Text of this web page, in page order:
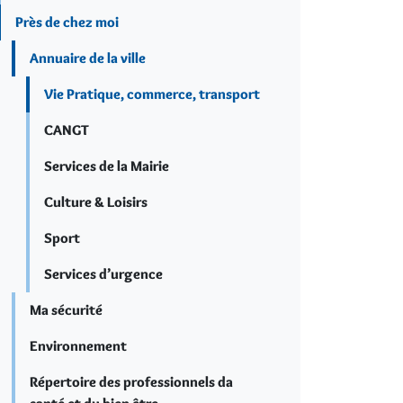
Près de chez moi
Annuaire de la ville
Vie Pratique, commerce, transport
CANGT
Services de la Mairie
Culture & Loisirs
Sport
Services d’urgence
Ma sécurité
Environnement
Répertoire des professionnels da